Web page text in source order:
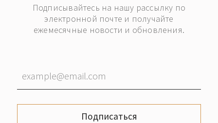
Подписывайтесь на нашу рассылку по
электронной почте и получайте
ежемесячные новости и обновления.
Подписаться